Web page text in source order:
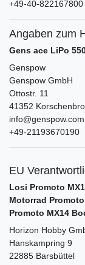
+49-40-822167800
Angaben zum
Gens ace LiPo
Genspow
Genspow GmbH
Ottostr. 11
41352
info@genspow.com
+49-21193670190
EU
Losi Promoto
Motorrad
Promoto MX14
Horizon Hobby
Hanskampring 9
22885 Barsbüttel